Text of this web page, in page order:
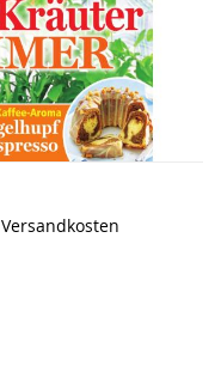
Versandkosten